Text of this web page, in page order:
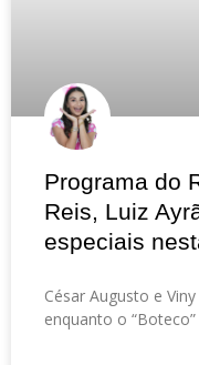
Programa do
Reis, Luiz
especiais
César Augusto e
enquanto o